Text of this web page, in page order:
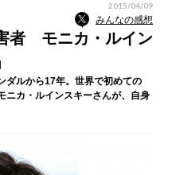
2015/04/09
みんなの感想
者 モニカ・ルイン
ダルから17年。世界で初めての
ニカ・ルインスキーさんが、自身